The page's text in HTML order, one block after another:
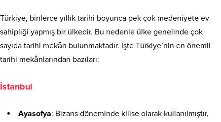
Türkiye, binlerce yıllık tarihi boyunca pek çok medeniyete ev
sahipliği yapmış bir ülkedir. Bu nedenle ülke genelinde çok
sayıda tarihi mekân bulunmaktadır. İşte Türkiye’nin en önemli
tarihi mekânlarından bazıları:
İstanbul
Ayasofya: Bizans döneminde kilise olarak kullanılmıştır,